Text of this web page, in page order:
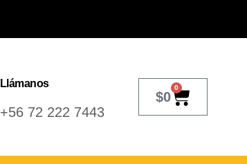
Llámanos
+56 72 222 7443
$0
0